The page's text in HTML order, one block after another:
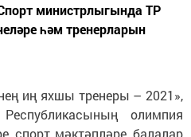
министрлыгында ТР
һәм тренерларын
иң яхшы тренеры – 2021»,
олимпия
спорт мәктәпләре, балалар